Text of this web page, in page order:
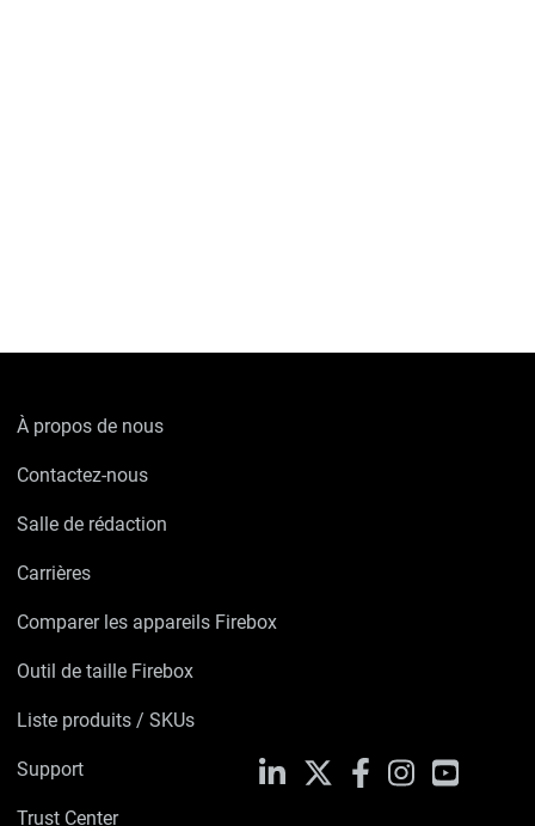
À propos de nous
Contactez-nous
Salle de rédaction
Carrières
Comparer les appareils Firebox
Outil de taille Firebox
Liste produits / SKUs
Support
Trust Center
LinkedIn FacebookInstagramYouTube